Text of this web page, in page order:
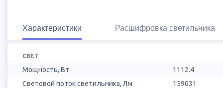
Характеристики Расшифровка светильника
СВЕТ
Мощность, Вт
1112.4
Световой поток светильника, Лм
159031